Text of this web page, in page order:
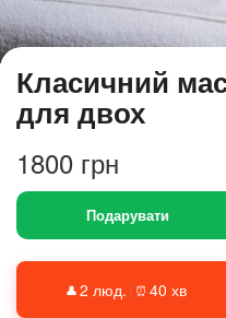
Класичний
для двох
1800 грн
Подарувати
👤 2 люд. | ⏰ 40 хв